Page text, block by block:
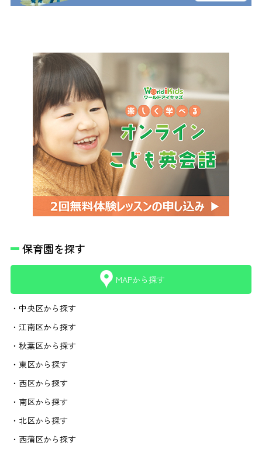
保育園を探す
MAPから探す
・中央区から探す
・江南区から探す
・秋葉区から探す
・東区から探す
・西区から探す
・南区から探す
・北区から探す
・西蒲区から探す